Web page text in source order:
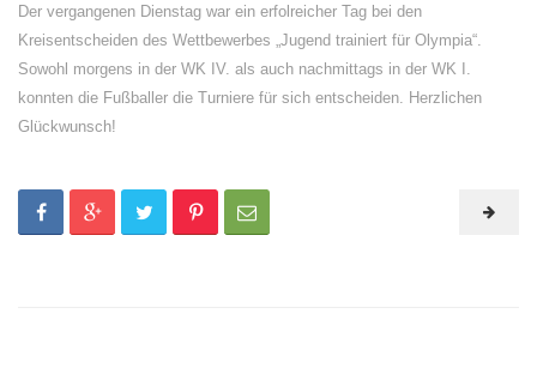
Der vergangenen Dienstag war ein erfolreicher Tag bei den
Kreisentscheiden des Wettbewerbes „Jugend trainiert für Olympia“.
Sowohl morgens in der WK IV. als auch nachmittags in der WK I.
konnten die Fußballer die Turniere für sich entscheiden. Herzlichen
Glückwunsch!